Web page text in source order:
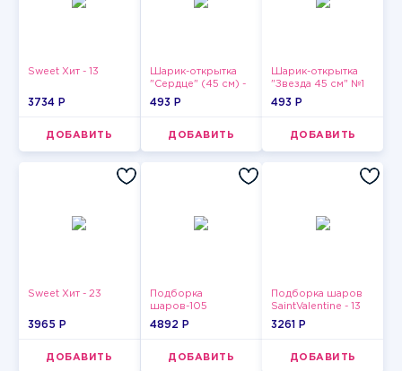
Sweet Хит - 13
3734 P
ДОБАВИТЬ
Шарик-открытка
"Сердце" (45 см) -
2
493 P
ДОБАВИТЬ
Шарик-открытка
"Звезда 45 см" №1
493 P
ДОБАВИТЬ
Sweet Хит - 23
3965 P
ДОБАВИТЬ
Подборка
шаров-105
4892 P
ДОБАВИТЬ
Подборка шаров
SaintValentine - 13
3261 P
ДОБАВИТЬ